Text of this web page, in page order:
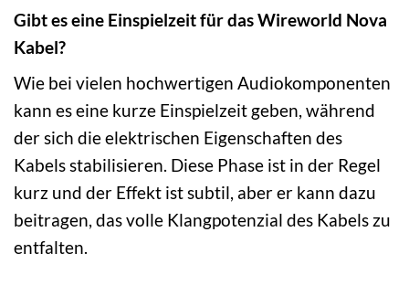
Gibt es eine Einspielzeit für das Wireworld Nova
Kabel?
Wie bei vielen hochwertigen Audiokomponenten
kann es eine kurze Einspielzeit geben, während
der sich die elektrischen Eigenschaften des
Kabels stabilisieren. Diese Phase ist in der Regel
kurz und der Effekt ist subtil, aber er kann dazu
beitragen, das volle Klangpotenzial des Kabels zu
entfalten.